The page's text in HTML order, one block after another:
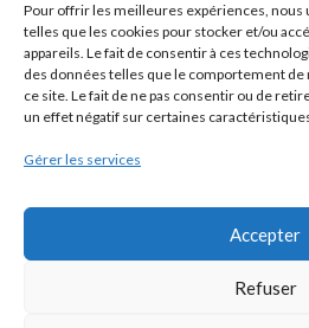
Pour offrir les meilleures expériences, nous
telles que les cookies pour stocker et/ou
appareils. Le fait de consentir à ces
des données telles que le comportement de
ce site. Le fait de ne pas consentir ou de
un effet négatif sur certaines
Gérer les services
Accepter
Refuser
Conditions générales de vente
Conditions générales d’utilisation
Politique de cookies (UE)
Législation Gasoil Fioul GNR
Législation Essence